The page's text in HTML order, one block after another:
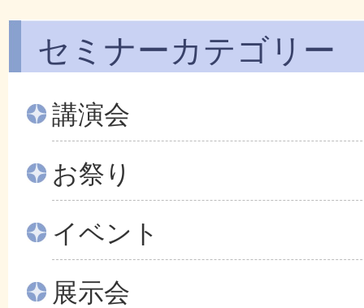
セミナーカテゴリー
講演会
お祭り
イベント
展示会